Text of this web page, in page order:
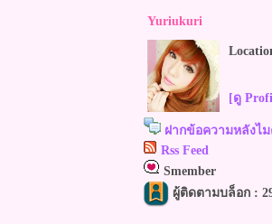
Yuriukuri
[ดู
ฝากข้อความหลังไ
Rss Feed
Smember
ผู้ติดตามบล็อก :